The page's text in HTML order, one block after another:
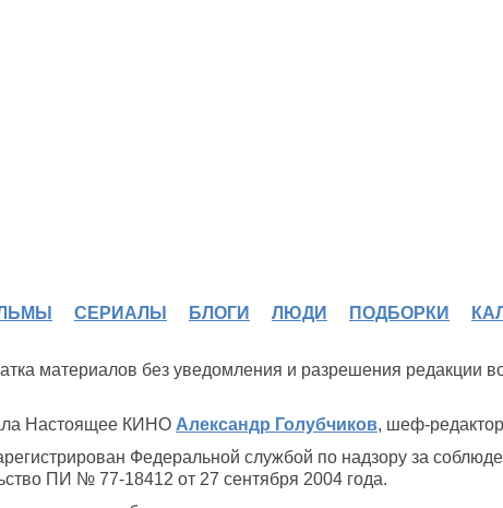
СЕРИАЛЫ БЛОГИ ЛЮДИ ПОДБОРКИ
материалов без уведомления и разрешения редакции
Настоящее КИНО Александр Голубчиков, шеф-редактор
Федеральной службой по надзору за
ПИ № 77-18412 от 27 сентября 2004 года.